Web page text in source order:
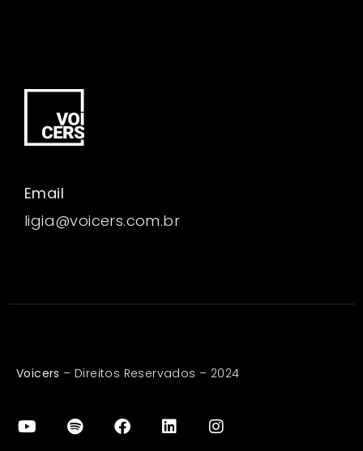
Email
ligia@voicers.com.br
Voicers – Direitos Reservados – 2024